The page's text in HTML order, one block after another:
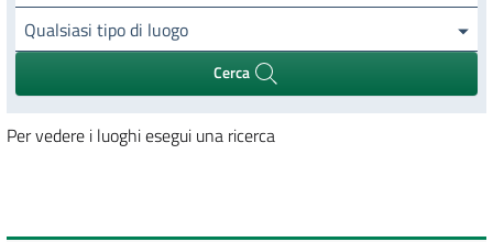
Qualsiasi tipo di luogo
Cerca
Per vedere i luoghi esegui una ricerca